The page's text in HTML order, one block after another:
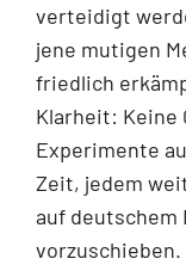
verteidigt
jene mutigen
friedlich
Klarheit: Keine
Experimente
Zeit, jedem
auf deutschem